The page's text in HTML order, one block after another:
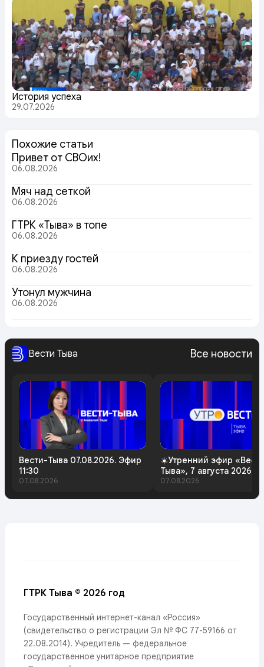
История успеха
29.07.2026
Похожие статьи
Привет от СВОих!
06.08.2026
Мяч над сеткой
06.08.2026
ГТРК «Тыва» в топе
06.08.2026
К приезду гостей
06.08.2026
Утонул мужчина
06.08.2026
Вести Тыва Все новости
Вести-Тыва 07.08.2026. Эфир
11:30
07.08.2026
☀️Утренний эфир
Тыва», 7 августа 2026
07.08.2026
ГТРК Тыва © 2026 год
Государственный интернет-канал «Россия»
(свидетельство о регистрации Эл № ФС 77-59166 от
22.08.2014). Учредитель — федеральное
государственное унитарное предприятие